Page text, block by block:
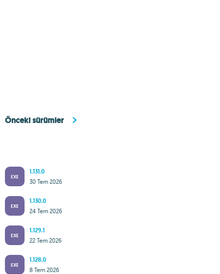
Önceki sürümler
EXE
1.131.0
30 Tem 2026
EXE
1.130.0
24 Tem 2026
EXE
1.129.1
22 Tem 2026
EXE
1.128.0
8 Tem 2026